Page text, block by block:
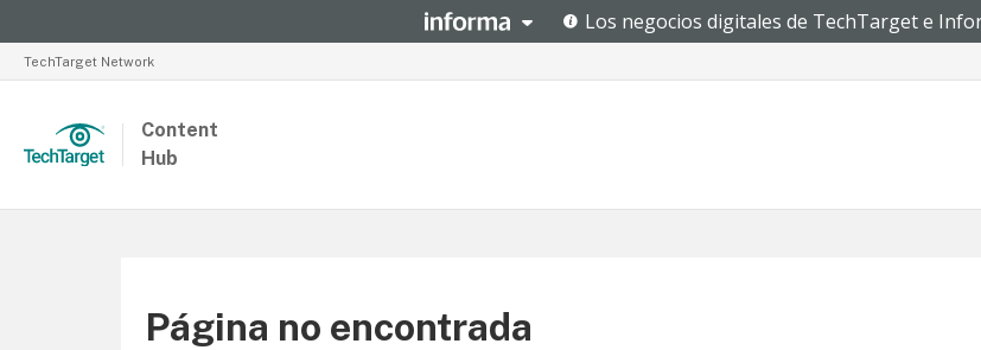
TechTarget Network
Content
Hub
Página no encontrada